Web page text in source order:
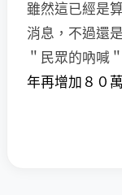
雖然這已經是
消息， 不過還
＂民眾的吶喊
年再增加８０